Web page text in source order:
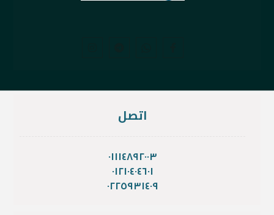
اتصل
٠١١١٤٨٩٢٠٠٣
٠١٢١٠٤٠٤٦٠١
٠٢٢٥٩٣١٤٠٩